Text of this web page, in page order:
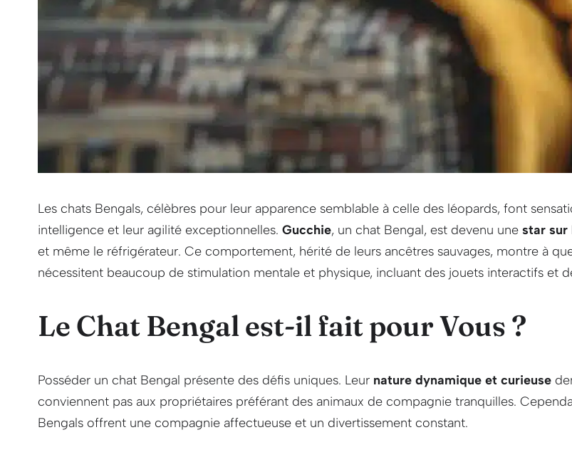
Les chats Bengals, célèbres pour leur apparence semblable à celle des léopards, font
intelligence et leur agilité exceptionnelles. Gucchie, un chat Bengal, est devenu une star sur
et même le réfrigérateur. Ce comportement, hérité de leurs ancêtres sauvages, montre à
nécessitent beaucoup de stimulation mentale et physique, incluant des jouets interactifs et
Le Chat Bengal est-il fait pour Vous ?
Posséder un chat Bengal présente des défis uniques. Leur nature dynamique et curieuse
conviennent pas aux propriétaires préférant des animaux de compagnie tranquilles.
Bengals offrent une compagnie affectueuse et un divertissement constant.